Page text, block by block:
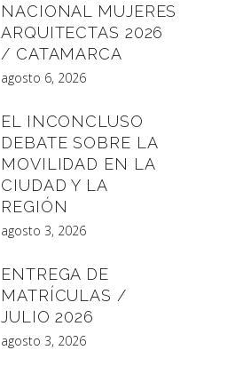
NACIONAL MUJERES
ARQUITECTAS 2026
/ CATAMARCA
agosto 6, 2026
EL INCONCLUSO
DEBATE SOBRE LA
MOVILIDAD EN LA
CIUDAD Y LA
REGIÓN
agosto 3, 2026
ENTREGA DE
MATRÍCULAS /
JULIO 2026
agosto 3, 2026